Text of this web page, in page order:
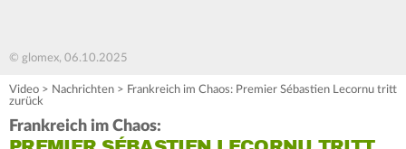
© glomex, 06.10.2025
Video > Nachrichten > Frankreich im Chaos: Premier Sébastien Lecornu tritt
zurück
Frankreich im Chaos: